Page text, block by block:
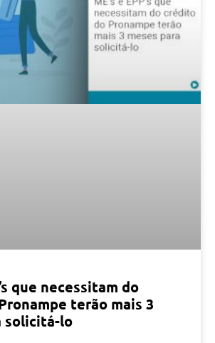
que necessitam do
terão mais 3
solicitá-lo